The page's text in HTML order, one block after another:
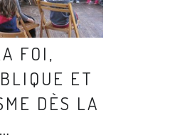
FOI,
ET
DÈS LA